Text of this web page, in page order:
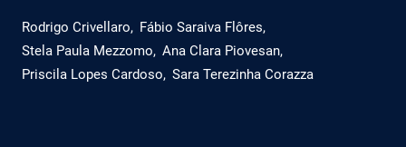
Rodrigo Crivellaro
Fábio Saraiva Flôres
Stela Paula Mezzomo
Ana Clara Piovesan
Priscila Lopes Cardoso
Sara Terezinha Corazza